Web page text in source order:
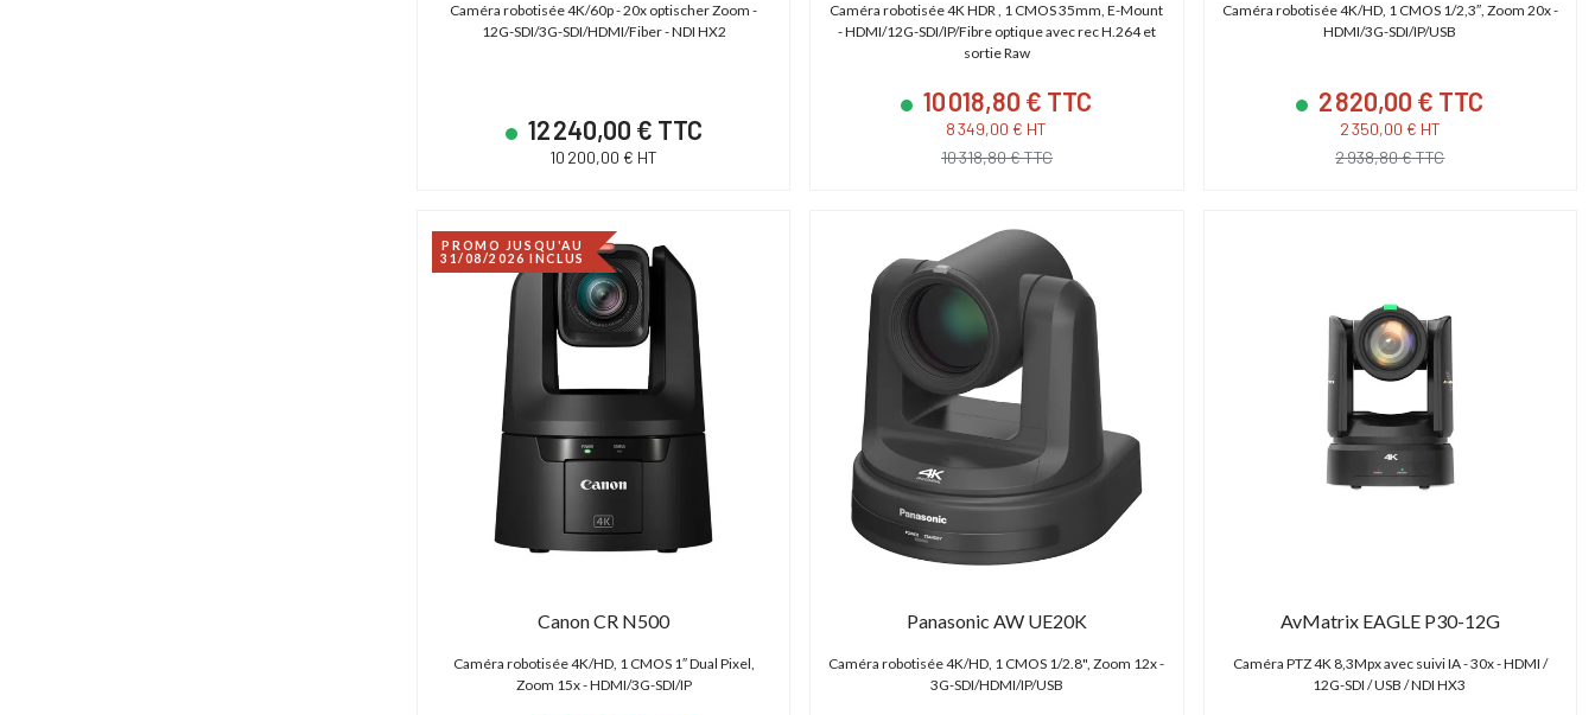
Caméra robotisée 4K/60p - 20x optischer Zoom -
12G-SDI/3G-SDI/HDMI/Fiber - NDI HX2
12 240,00 € TTC
10 200,00 € HT
Caméra robotisée 4K HDR , 1 CMOS 35mm, E-Mount
- HDMI/12G-SDI/IP/Fibre optique avec rec H.264 et
sortie Raw
10 018,80 € TTC
8 349,00 € HT
10 318,80 € TTC
Caméra robotisée 4K/HD, 1 CMOS 1/2,3″, Zoom 20x -
HDMI/3G-SDI/IP/USB
2 820,00 € TTC
2 350,00 € HT
2 938,80 € TTC
PROMO JUSQU'AU
31/08/2026 INCLUS
Canon CR N500
Caméra robotisée 4K/HD, 1 CMOS 1″ Dual Pixel,
Zoom 15x - HDMI/3G-SDI/IP
Panasonic AW UE20K
Caméra robotisée 4K/HD, 1 CMOS 1/2.8", Zoom 12x -
3G-SDI/HDMI/IP/USB
AvMatrix EAGLE P30-12G
Caméra PTZ 4K 8,3Mpx avec suivi IA - 30x - HDMI /
12G-SDI / USB / NDI HX3